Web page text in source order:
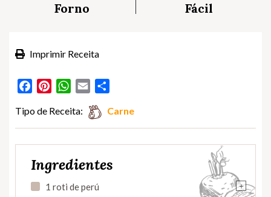
Forno Fácil
Imprimir Receita
FacebookPinterestWhatsApp
Email
Tipo de Receita: Carne
Ingredientes
+
1 roti de perú